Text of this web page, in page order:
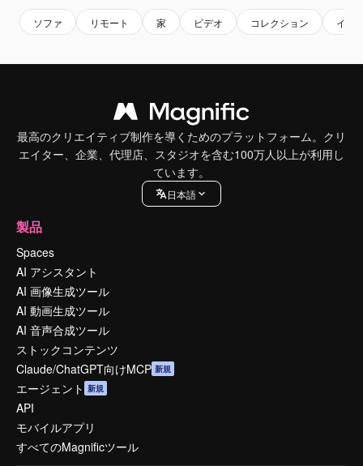
ソファ リモート 家 ビデオ コレクション イン
最高のクリエイティブ制作を導くためのプラットフォーム。クリ
エイター、企業、代理店、スタジオを含む100万人以上が利用し
ています。
日本語
製品
Spaces
AI アシスタント
AI 画像生成ツール
AI 動画生成ツール
AI 音声合成ツール
ストックコンテンツ
Claude/ChatGPT向けMCP 新規
エージェント 新規
API
モバイルアプリ
すべてのMagnificツール